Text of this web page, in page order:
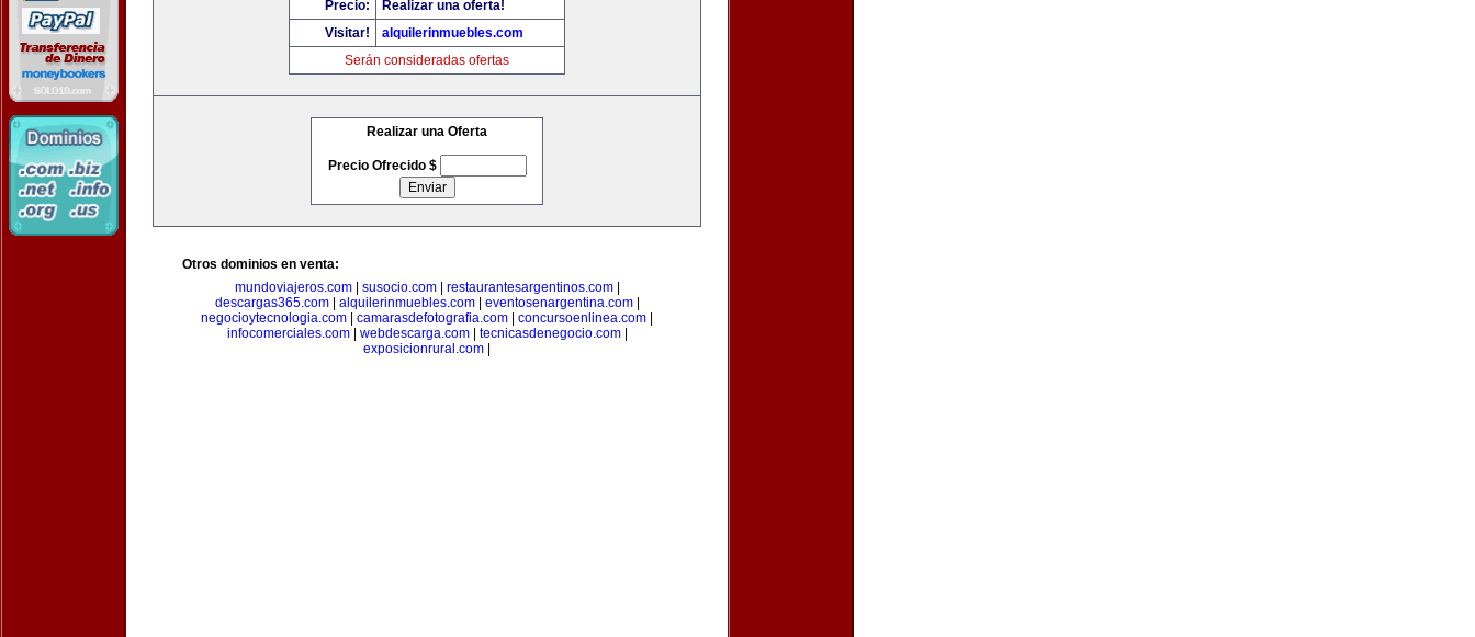
Precio:
Realizar una oferta!
Visitar!
alquilerinmuebles.com
Serán consideradas ofertas
Realizar una Oferta
Precio Ofrecido $
Otros dominios en venta:
mundoviajeros.com| susocio.com| restaurantesargentinos.com|
descargas365.com| alquilerinmuebles.com| eventosenargentina.com|
negocioytecnologia.com
camarasdefotografia.com concursoenlinea.com
infocomerciales.com| webdescarga.com| tecnicasdenegocio.com|
exposicionrural.com